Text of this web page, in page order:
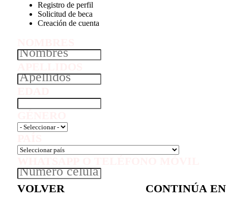
Registro de perfil
Solicitud de beca
Creación de cuenta
VOLVER CONTINÚA EN